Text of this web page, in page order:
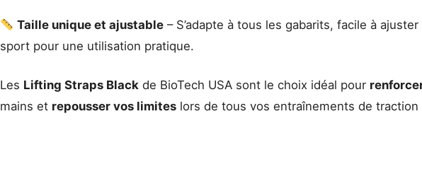
Taille unique et ajustable – S’adapte à tous les gabarits, facile à
sport pour une utilisation pratique.
Les Lifting Straps Black de BioTech USA sont le choix idéal pour
mains et repousser vos limites lors de tous vos entraînements de